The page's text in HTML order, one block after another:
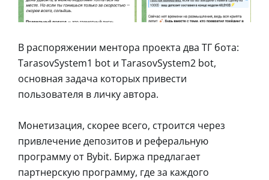
В распоряжении ментора проекта два ТГ бота:
TarasovSystem1 bot и TarasovSystem2 bot,
основная задача которых привести
пользователя в личку автора.
Монетизация, скорее всего, строится через
привлечение депозитов и реферальную
программу от Bybit. Биржа предлагает
партнерскую программу, где за каждого